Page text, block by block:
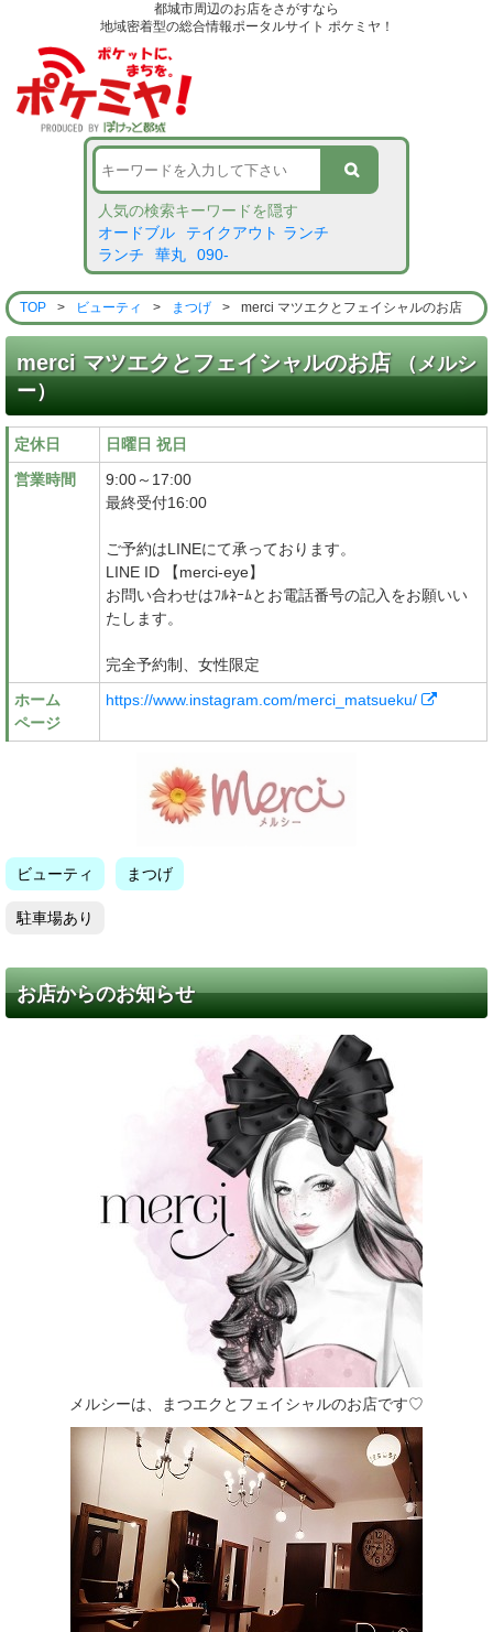
都城市周辺のお店をさがすなら
地域密着型の総合情報ポータルサイト ポケミヤ！
人気の検索キーワードを隠す
オードブル
テイクアウト ランチ
ランチ
華丸 090-
TOP > ビューティ > まつげ > merci マツエクとフェイシャルのお店
merci マツエクとフェイシャルのお店
（メルシ
ー）
定休日
日曜日 祝日
営業時間
9:00～17:00
最終受付16:00
ご予約はLINEにて承っております。
LINE ID 【merci-eye】
お問い合わせはﾌﾙﾈｰﾑとお電話番号の記入をお願いい
たします。
完全予約制、女性限定
ホーム
ページ
https://www.instagram.com/merci_matsueku/
ビューティ まつげ
駐車場あり
お店からのお知らせ
メルシーは、まつエクとフェイシャルのお店です♡